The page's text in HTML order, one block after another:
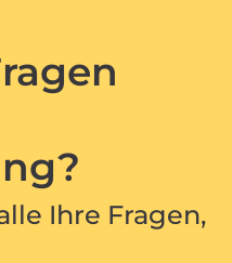
Ihre Fragen,